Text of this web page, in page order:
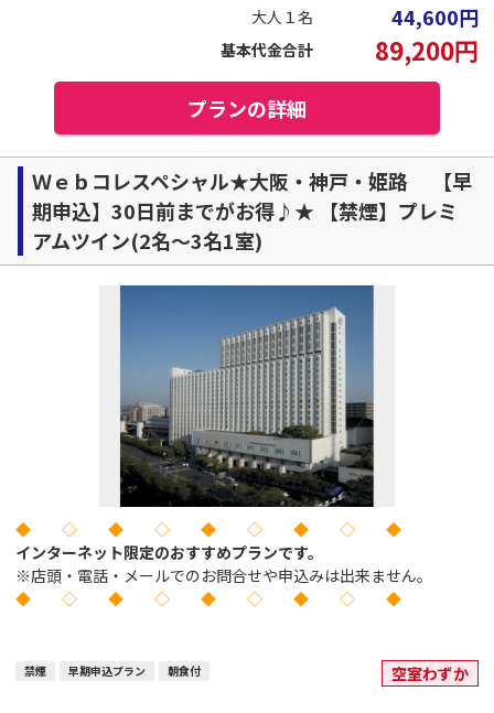
大人１名 44,600円
基本代金合計 89,200円
プランの詳細
Ｗｅｂコレスペシャル★大阪・神戸・姫路 【早
期申込】30日前までがお得♪★ 【禁煙】プレミ
アムツイン(2名～3名1室)
◆ ◇ ◆ ◇ ◆ ◇ ◆ ◇ ◆
インターネット限定のおすすめプランです。
※店頭・電話・メールでのお問合せや申込みは出来ません。
◆ ◇ ◆ ◇ ◆ ◇ ◆ ◇ ◆
禁煙 早期申込プラン 朝食付 空室わずか